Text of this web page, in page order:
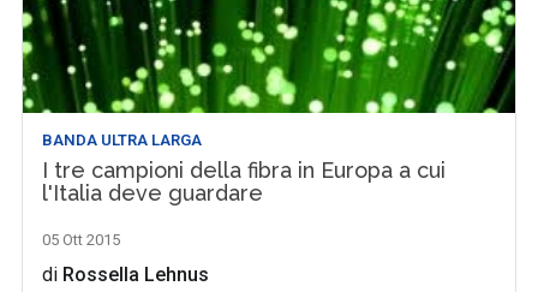
BANDA ULTRA LARGA
I tre campioni della fibra in Europa a cui
l'Italia deve guardare
05 Ott 2015
di Rossella Lehnus